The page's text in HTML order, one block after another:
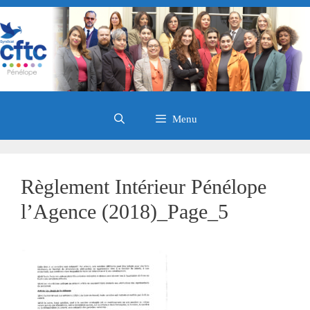
Aller
au
contenu
Menu
Règlement Intérieur Pénélope
l’Agence (2018)_Page_5